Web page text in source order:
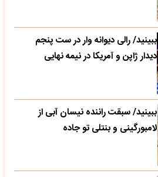
ببینید/ رالی دیوانه وار در ست پنجم
دیدار ژاپن و آمریکا در نیمه نهایی
ببینید/ سبقت راننده نیسان آبی از
لامبورگینی و بنتلی تو جاده